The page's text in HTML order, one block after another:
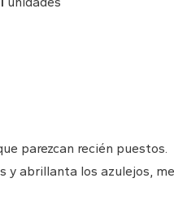
parezcan recién puestos.
y abrillanta los azulejos,